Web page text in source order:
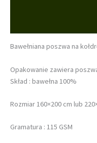
Bawełniana poszwa na
Opakowanie zawiera
Skład : bawełna 100%
Rozmiar 160×200 cm lub
Gramatura : 115 GSM